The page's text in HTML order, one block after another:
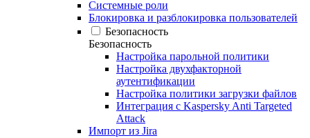
Системные роли
Блокировка и разблокировка пользователей
Безопасность
Безопасность
Настройка парольной политики
Настройка двухфакторной
аутентификации
Настройка политики загрузки файлов
Интеграция с Kaspersky Anti Targeted
Attack
Импорт из Jira